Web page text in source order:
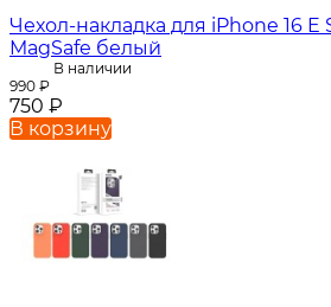
Чехол-накладка для iPhone 16 E
MagSafe белый
В наличии
990 ₽
750 ₽
В корзину